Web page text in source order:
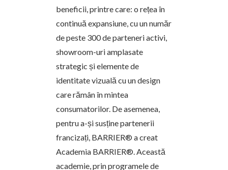
beneficii, printre care: o rețea în
continuă expansiune, cu un număr
de peste 300 de parteneri activi,
showroom-uri amplasate
strategic și elemente de
identitate vizuală cu un design
care rămân în mintea
consumatorilor. De asemenea,
pentru a-și susține partenerii
francizați, BARRIER® a creat
Academia BARRIER®. Această
academie, prin programele de